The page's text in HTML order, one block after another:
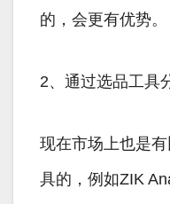
的，会更有优势。
2、通过选品工具
现在市场上也是
具的，例如ZIK